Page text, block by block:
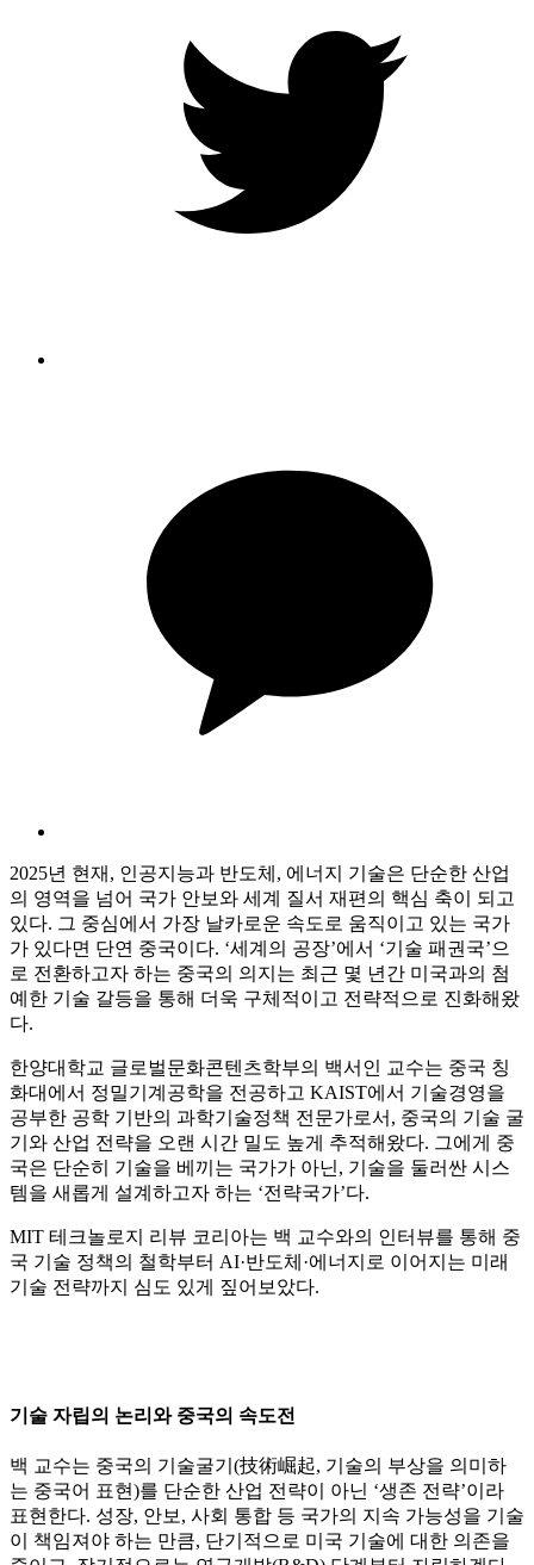
2025년 현재, 인공지능과 반도체, 에너지 기술은 단순한 산업
의 영역을 넘어 국가 안보와 세계 질서 재편의 핵심 축이 되고
있다. 그 중심에서 가장 날카로운 속도로 움직이고 있는 국가
가 있다면 단연 중국이다. ‘세계의 공장’에서 ‘기술 패권국’으
로 전환하고자 하는 중국의 의지는 최근 몇 년간 미국과의 첨
예한 기술 갈등을 통해 더욱 구체적이고 전략적으로 진화해왔
다.
한양대학교 글로벌문화콘텐츠학부의 백서인 교수는 중국 칭
화대에서 정밀기계공학을 전공하고 KAIST에서 기술경영을
공부한 공학 기반의 과학기술정책 전문가로서, 중국의 기술 굴
기와 산업 전략을 오랜 시간 밀도 높게 추적해왔다. 그에게 중
국은 단순히 기술을 베끼는 국가가 아닌, 기술을 둘러싼 시스
템을 새롭게 설계하고자 하는 ‘전략국가’다.
MIT 테크놀로지 리뷰 코리아는 백 교수와의 인터뷰를 통해 중
국 기술 정책의 철학부터 AI·반도체·에너지로 이어지는 미래
기술 전략까지 심도 있게 짚어보았다.
기술 자립의 논리와 중국의 속도전
백 교수는 중국의 기술굴기(技術崛起, 기술의 부상을 의미하
는 중국어 표현)를 단순한 산업 전략이 아닌 ‘생존 전략’이라
표현한다. 성장, 안보, 사회 통합 등 국가의 지속 가능성을 기술
이 책임져야 하는 만큼, 단기적으로 미국 기술에 대한 의존을